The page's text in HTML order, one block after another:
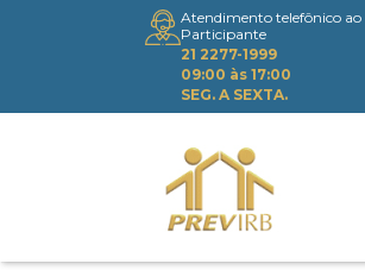
Atendimento telefônico ao
Participante
21 2277-1999
09:00 às 17:00
SEG. A SEXTA.